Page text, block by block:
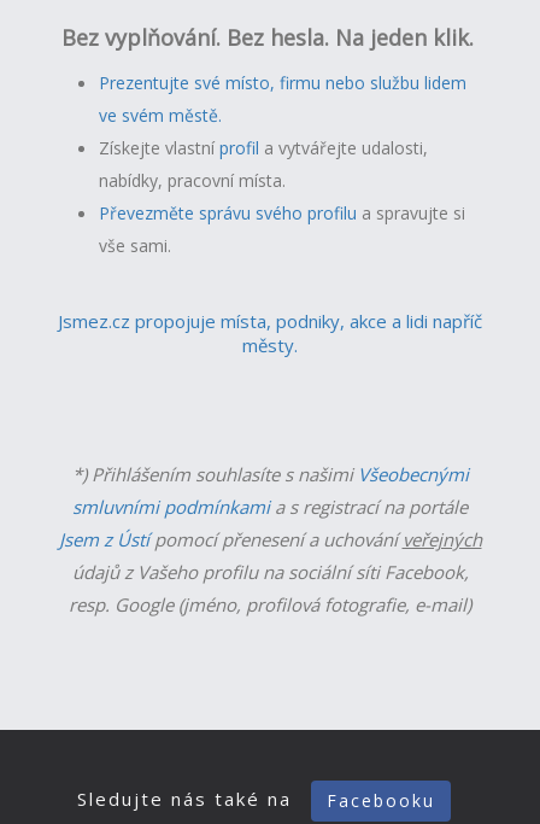
Bez vyplňování. Bez hesla. Na jeden klik.
Prezentujte své místo, firmu nebo službu lidem
ve svém městě.
Získejte vlastníprofil a vytvářejte udalosti,
nabídky, pracovní místa.
Převezměte správu svého profilu a spravujte si
vše sami.
Jsmez.cz propojuje místa, podniky, akce a lidi napříč
městy.
*) Přihlášením souhlasíte s našimi Všeobecnými
smluvními podmínkamia s registrací na portále
Jsem z Ústípomocí přenesení a uchováníveřejných
údajů z Vašeho profilu na sociální síti Facebook,
resp. Google (jméno, profilová fotografie, e-mail)
Sledujte nás také na Facebooku